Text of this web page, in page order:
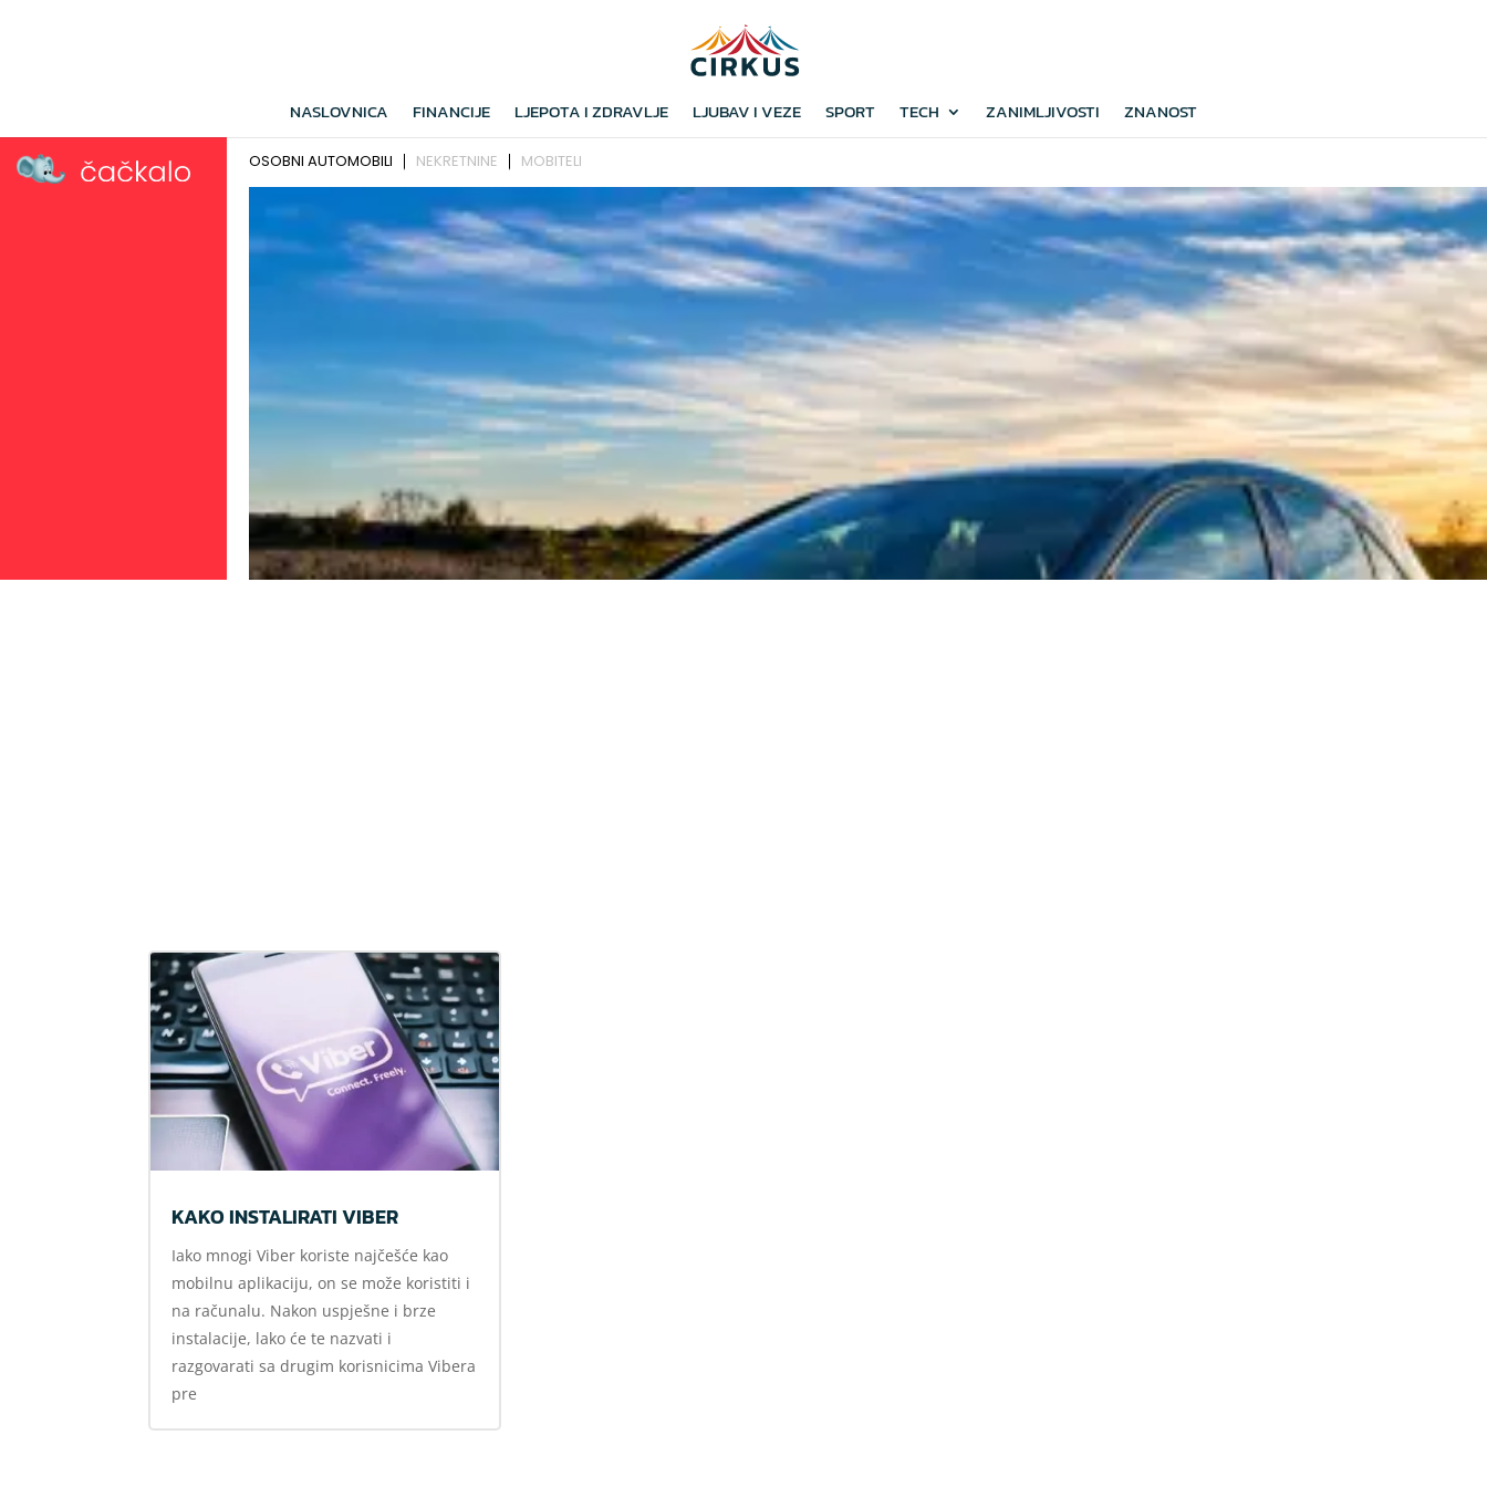
NASLOVNICA FINANCIJE LJEPOTA I ZDRAVLJE LJUBAV I VEZE SPORT TECH ZANIMLJIVOSTI ZNANOST
KAKO INSTALIRATI VIBER
Iako mnogi Viber koriste najčešće kao
mobilnu aplikaciju, on se može koristiti i
na računalu. Nakon uspješne i brze
instalacije, lako će te nazvati i
razgovarati sa drugim korisnicima Vibera
pre